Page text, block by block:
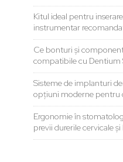
Kitul ideal pentru
instrumentar
Ce bonturi și
compatibile cu Dentium
Sisteme de implanturi
opțiuni moderne pentru
Ergonomie în
previi durerile cervicale